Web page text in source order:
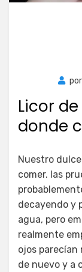
por
Licor
donde
Nuestro
comer. las
decayendo y
agua, pero
realmente
ojos parecían
de nuevo y a